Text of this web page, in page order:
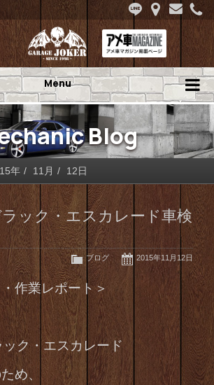
Menu
Blog
年 11月 12日
ック・エスカレード車検
2015年11月12日
ブログ
作業レポート＞
ク・エスカレード
め、